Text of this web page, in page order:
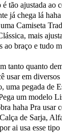
tão ajustada ao
já chega lá
Camiseta
mais
ao braço e tudo
tanto quanto
usar em
uma pegada de
um modelo
haha Pra usar
de Sarja,
ai usa esse